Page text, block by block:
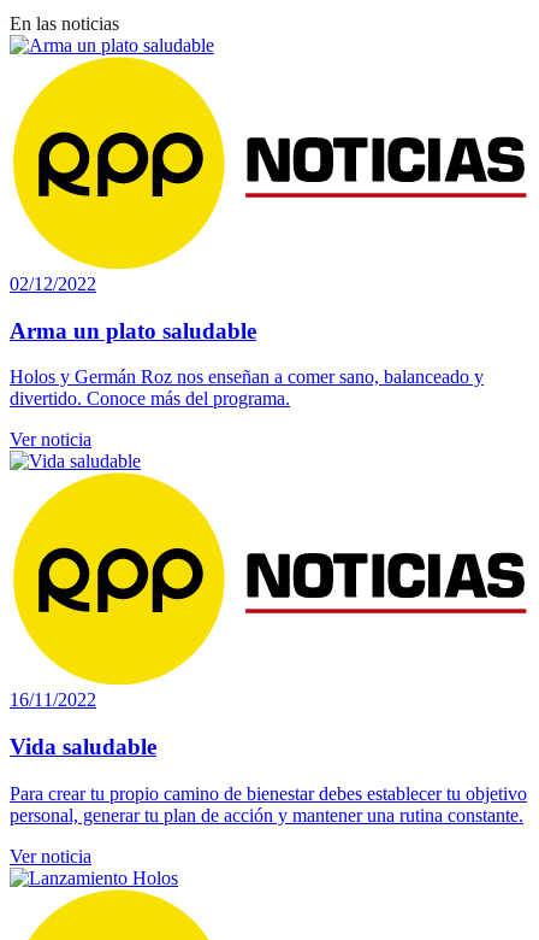
En las noticias
02/12/2022
Arma un plato saludable
Holos y Germán Roz nos enseñan a comer sano, balanceado y
divertido. Conoce más del programa.
Ver noticia
16/11/2022
Vida saludable
Para crear tu propio camino de bienestar debes establecer tu objetivo
personal, generar tu plan de acción y mantener una rutina constante.
Ver noticia